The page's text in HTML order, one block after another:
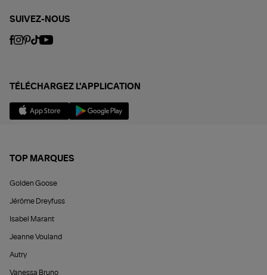
SUIVEZ-NOUS
TÉLÉCHARGEZ L'APPLICATION
TOP MARQUES
Golden Goose
Jérôme Dreyfuss
Isabel Marant
Jeanne Vouland
Autry
Vanessa Bruno